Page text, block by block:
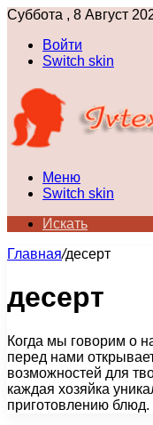
Суббота , 8 Август
Войти
Switch skin
Меню
Switch skin
Искать
Главная/десерт
десерт
Когда мы говорим о
перед нами
возможностей для
каждая хозяйка
приготовлению